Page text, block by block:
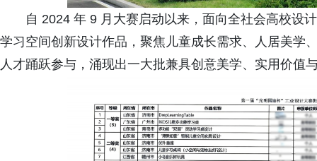
自 2024 年 9 月大赛启动以来，面向全社会高校设
学习空间创新设计作品，聚焦儿童成长需求、人居美学
人才踊跃参与，涌现出一大批兼具创意美学、实用价值